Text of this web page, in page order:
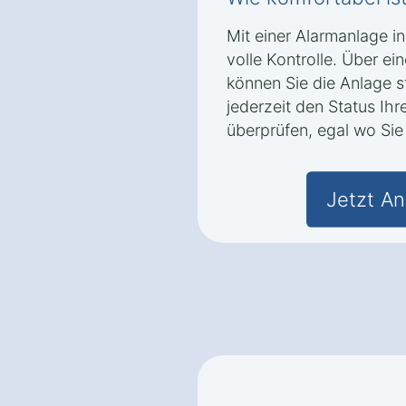
Mit einer Alarmanlage
volle Kontrolle. Über
können Sie die Anlage
jederzeit den Status
überprüfen, egal wo
Jetzt